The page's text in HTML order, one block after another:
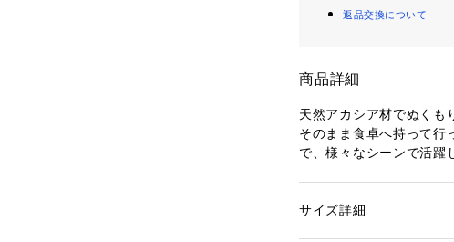
返品交換について
商品詳細
天然アカシア材でぬくも
そのまま食卓へ持って行
で、様々なシーンで活躍
に。両側に持ち運びやす
性別：レディース
サイズ詳細